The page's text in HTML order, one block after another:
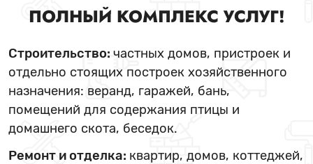
ПОЛНЫЙ КОМПЛЕКС УСЛУГ!
Строительство: частных домов, пристроек и
отдельно стоящих построек хозяйственного
назначения: веранд, гаражей, бань,
помещений для содержания птицы и
домашнего скота, беседок.
Ремонт и отделка: квартир, домов, коттеджей,